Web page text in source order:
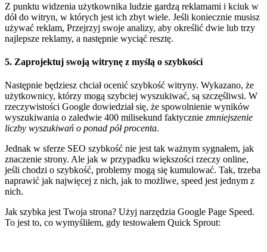
Z punktu widzenia użytkownika ludzie gardzą reklamami i kciuk w
dół do witryn, w których jest ich zbyt wiele. Jeśli koniecznie musisz
używać reklam, Przejrzyj swoje analizy, aby określić dwie lub trzy
najlepsze reklamy, a następnie wyciąć resztę.
5. Zaprojektuj swoją witrynę z myślą o szybkości
Następnie będziesz chciał ocenić szybkość witryny. Wykazano, że
użytkownicy, którzy mogą szybciej wyszukiwać, są szczęśliwsi. W
rzeczywistości Google dowiedział się, że spowolnienie wyników
wyszukiwania o zaledwie 400 milisekund faktycznie zmniejszenie
liczby wyszukiwań o ponad pół procenta.
Jednak w sferze SEO szybkość nie jest tak ważnym sygnałem, jak
znaczenie strony. Ale jak w przypadku większości rzeczy online,
jeśli chodzi o szybkość, problemy mogą się kumulować. Tak, trzeba
naprawić jak najwięcej z nich, jak to możliwe, speed jest jednym z
nich.
Jak szybka jest Twoja strona? Użyj narzędzia Google Page Speed.
To jest to, co wymyśliłem, gdy testowałem Quick Sprout: